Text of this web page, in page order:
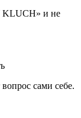
и не
сами себе.